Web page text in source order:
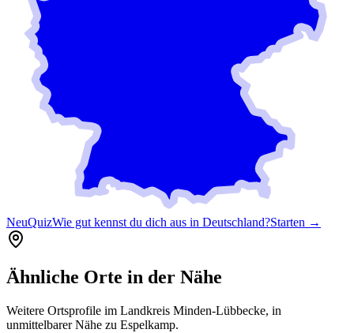
NeuQuizWie gut kennst du dich aus in Deutschland?Starten →
Ähnliche Orte in der Nähe
Weitere Ortsprofile im Landkreis Minden-Lübbecke, in
unmittelbarer Nähe zu Espelkamp.